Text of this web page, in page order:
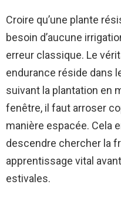
Croire qu’une plante
besoin d’aucune
erreur classique. Le
endurance réside dans
suivant la plantation en
fenêtre, il faut arroser
manière espacée. Cela
descendre chercher la
apprentissage vital
estivales.